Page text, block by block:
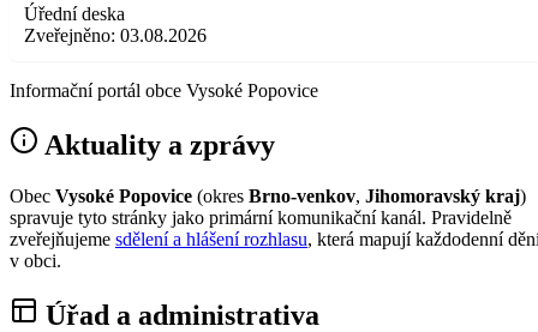
Úřední deska
Zveřejněno: 03.08.2026
Informační portál obce Vysoké Popovice
Aktuality a zprávy
Obec Vysoké Popovice (okres Brno-venkov, Jihomoravský kraj)
spravuje tyto stránky jako primární komunikační kanál. Pravidelně
zveřejňujeme sdělení a hlášení rozhlasu, která mapují každodenní
v obci.
Úřad a administrativa